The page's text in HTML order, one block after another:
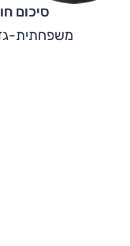
סיכום
משפחתית-